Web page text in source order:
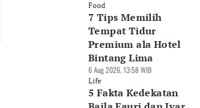
Food
7 Tips Memilih
Tempat Tidur
Premium ala Hotel
Bintang Lima
6 Aug 2026, 13:58 WIB
Life
5 Fakta Kedekatan